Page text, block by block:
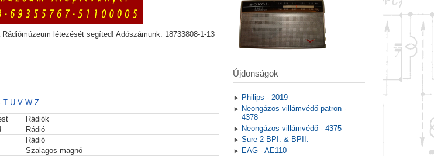
létezését segíted! Adószámunk: 18733808-1-13
T U V W Z
Rádiók
Rádió
Rádió
Szalagos magnó
Újdonságok
Philips - 2019
Neongázos villámvédő patron -
4378
Neongázos villámvédő - 4375
Sure 2 BPI. & BPII.
EAG - AE110